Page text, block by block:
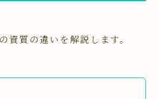
資質の違いを解説します。